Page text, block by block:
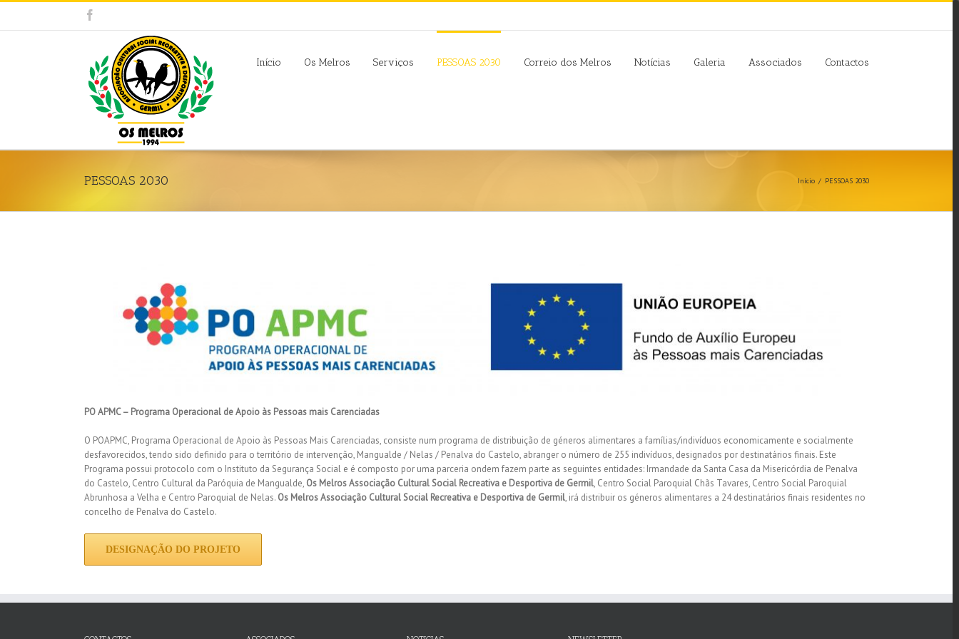
Início Os Melros Serviços PESSOAS 2030 Correio dos Melros Notícias Galeria Associados Contactos
PESSOAS 2030 Início / PESSOAS 2030
PO APMC – Programa Operacional de Apoio às Pessoas mais Carenciadas
O POAPMC, Programa Operacional de Apoio às Pessoas Mais Carenciadas, consiste num programa de distribuição de géneros alimentares a famílias/indivíduos economicamente e socialmente
desfavorecidos, tendo sido definido para o território de intervenção, Mangualde / Nelas / Penalva do Castelo, abranger o número de 255 indivíduos, designados por destinatários finais. Este
Programa possui protocolo com o Instituto da Segurança Social e é composto por uma parceria ondem fazem parte as seguintes entidades: Irmandade da Santa Casa da Misericórdia de Penalva
do Castelo, Centro Cultural da Paróquia de Mangualde, Os Melros Associação Cultural Social Recreativa e Desportiva de Germil, Centro Social Paroquial Chãs Tavares, Centro Social Paroquial
Abrunhosa a Velha e Centro Paroquial de Nelas. Os Melros Associação Cultural Social Recreativa e Desportiva de Germil, irá distribuir os géneros alimentares a 24 destinatários finais residentes no
concelho de Penalva do Castelo.
DESIGNAÇÃO DO PROJETO